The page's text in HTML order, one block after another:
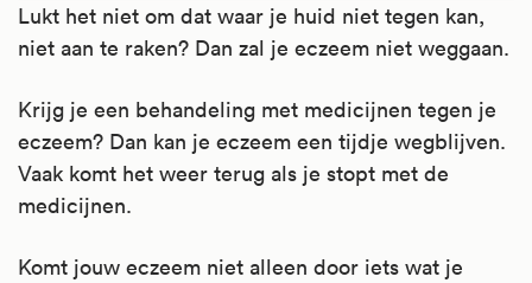
Lukt het niet om dat waar je huid niet tegen kan,
niet aan te raken? Dan zal je eczeem niet weggaan.
Krijg je een behandeling met medicijnen tegen je
eczeem? Dan kan je eczeem een tijdje wegblijven.
Vaak komt het weer terug als je stopt met de
medicijnen.
Komt jouw eczeem niet alleen door iets wat je